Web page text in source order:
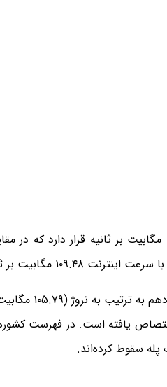
بر ثانیه قرار دارد.
مگابیت بر ثانیه) اختصاص یافته است. در